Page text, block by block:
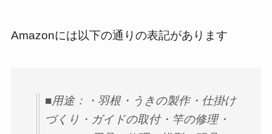
Amazonには以下の通りの表記があります
■用途：・羽根・うきの製作・仕掛け
づくり・ガイドの取付・竿の修理・